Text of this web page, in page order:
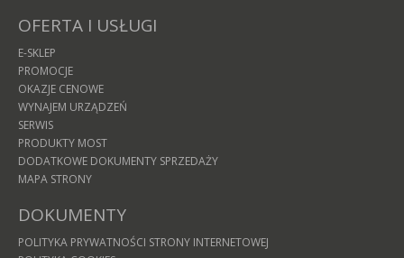
OFERTA I USŁUGI
E-SKLEP
PROMOCJE
OKAZJE CENOWE
WYNAJEM URZĄDZEŃ
SERWIS
PRODUKTY MOST
DODATKOWE DOKUMENTY SPRZEDAŻY
MAPA STRONY
DOKUMENTY
POLITYKA PRYWATNOŚCI STRONY INTERNETOWEJ